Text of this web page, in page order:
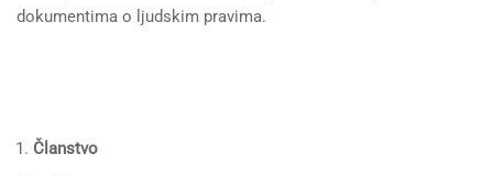
dokumentima o ljudskim pravima.
Članstvo